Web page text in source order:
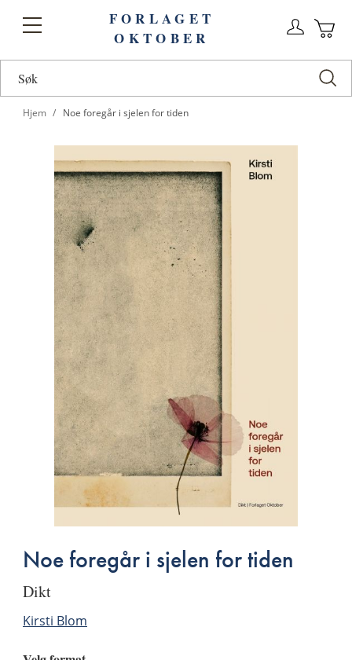
Toggle
FORLAGET
OKTOBER
Hjem Noe foregår i sjelen for tiden
Noe foregår i sjelen for tiden
dikt
Kirsti Blom